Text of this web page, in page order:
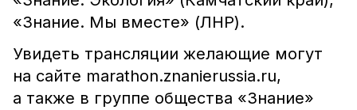
«Знание. Мы вместе» (ЛНР).
Увидеть трансляции желающие могут
на сайте marathon.znanierussia.ru,
а также в группе общества «Знание»